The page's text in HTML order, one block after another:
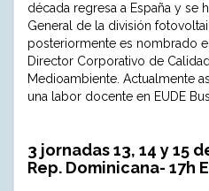
década regresa a España y se
General de la división
posteriormente es nombrado
Director Corporativo de
Medioambiente. Actualmente
una labor docente en EUDE
3 jornadas 13, 14 y 15
Rep. Dominicana- 17h